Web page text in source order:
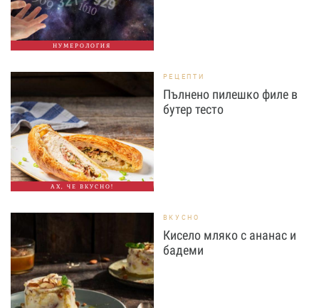
НУМЕРОЛОГИЯ
АХ, ЧЕ ВКУСНО!
РЕЦЕПТИ
Пълнено пилешко филе в
бутер тесто
ВКУСНО
Кисело мляко с ананас и
бадеми